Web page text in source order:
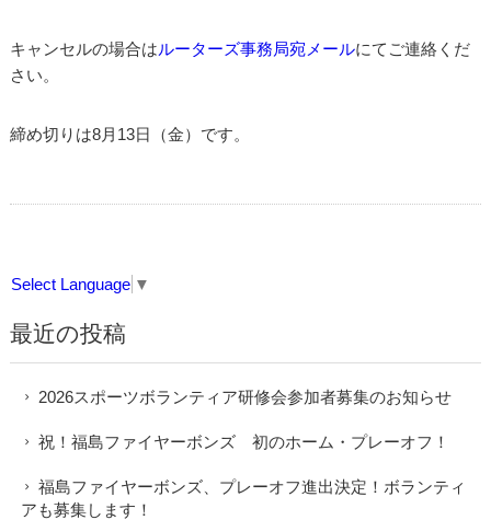
キャンセルの場合はルーターズ事務局宛メールにてご連絡くだ
さい。
締め切りは8月13日（金）です。
Select Language ▼
最近の投稿
2026スポーツボランティア研修会参加者募集のお知らせ
祝！福島ファイヤーボンズ 初のホーム・プレーオフ！
福島ファイヤーボンズ、プレーオフ進出決定！ボランティ
アも募集します！